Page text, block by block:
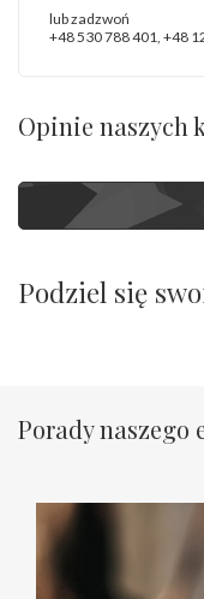
lub zadzwoń
+48 530 788 401, +48
Opinie naszych
Podziel się
Porady naszego